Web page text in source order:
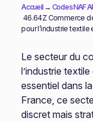
Accueil→ Codes NAF
46.64Z Commerce
pour l’industrie textile
Le secteur du
l’industrie
essentiel dans
France, ce
discret mais